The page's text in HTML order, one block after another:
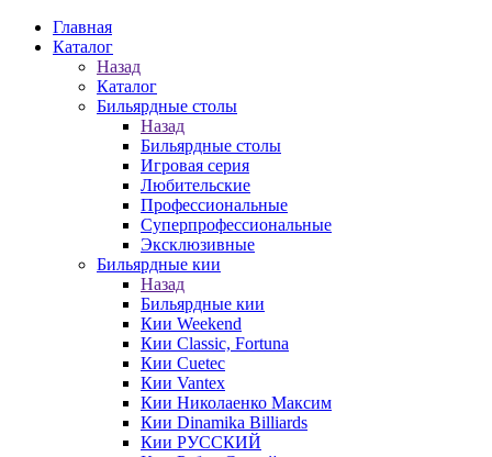
Главная
Каталог
Назад
Каталог
Бильярдные столы
Назад
Бильярдные столы
Игровая серия
Любительские
Профессиональные
Суперпрофессиональные
Эксклюзивные
Бильярдные кии
Назад
Бильярдные кии
Кии Weekend
Кии Classic, Fortuna
Кии Cuetec
Кии Vantex
Кии Николаенко Максим
Кии Dinamika Billiards
Кии РУССКИЙ